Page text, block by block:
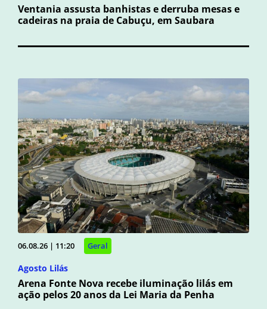
Ventania assusta banhistas e derruba mesas e
cadeiras na praia de Cabuçu, em Saubara
06.08.26 | 11:20 Geral
Agosto Lilás
Arena Fonte Nova recebe iluminação lilás em
ação pelos 20 anos da Lei Maria da Penha